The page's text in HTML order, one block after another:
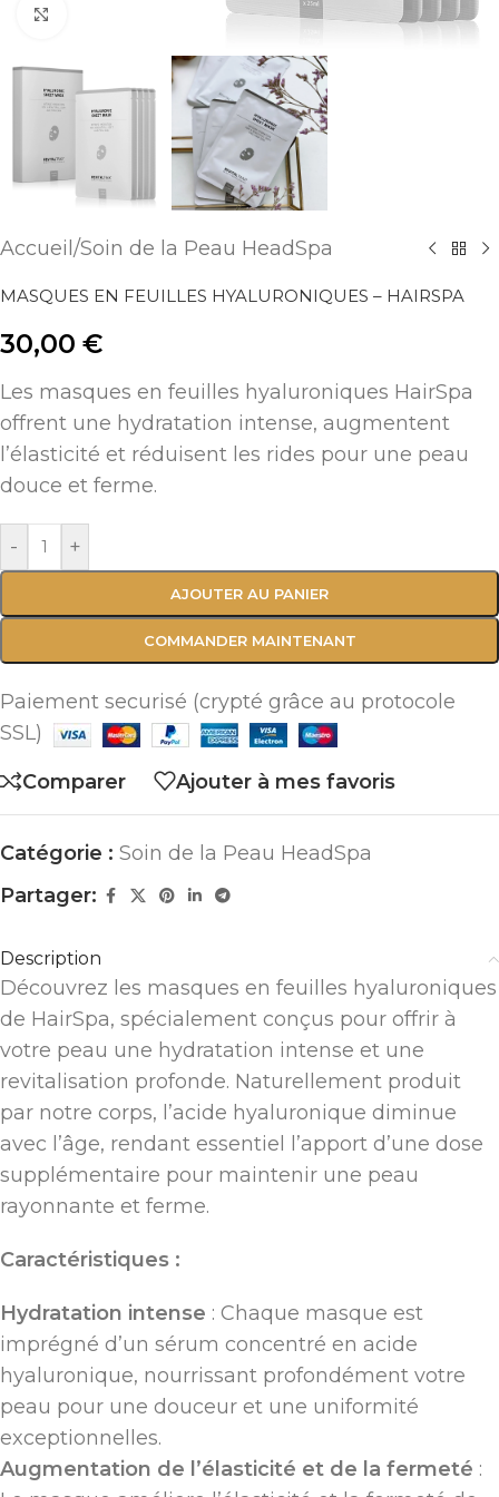
Accueil /Soin de la Peau HeadSpa
MASQUES EN FEUILLES HYALURONIQUES – HAIRSPA
30,00 €
Les masques en feuilles hyaluroniques HairSpa
offrent une hydratation intense, augmentent
l’élasticité et réduisent les rides pour une peau
douce et ferme.
- +
AJOUTER AU PANIER
COMMANDER MAINTENANT
Paiement securisé (crypté grâce au protocole
SSL)
Comparer
Ajouter à mes favoris
Catégorie : Soin de la Peau HeadSpa
Partager:
Description
Découvrez les masques en feuilles hyaluroniques
de HairSpa, spécialement conçus pour offrir à
votre peau une hydratation intense et une
revitalisation profonde. Naturellement produit
par notre corps, l’acide hyaluronique diminue
avec l’âge, rendant essentiel l’apport d’une dose
supplémentaire pour maintenir une peau
rayonnante et ferme.
Caractéristiques :
Hydratation intense : Chaque masque est
imprégné d’un sérum concentré en acide
hyaluronique, nourrissant profondément votre
peau pour une douceur et une uniformité
exceptionnelles.
Augmentation de l’élasticité et de la fermeté :